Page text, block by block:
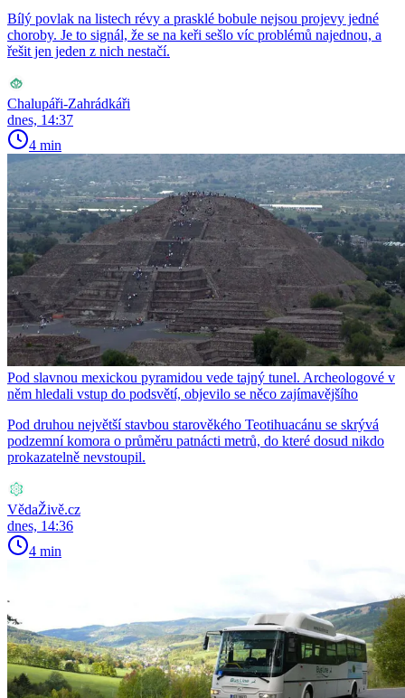
Bílý povlak na listech révy a prasklé bobule nejsou projevy jedné
choroby. Je to signál, že se na keři sešlo víc problémů najednou, a
řešit jen jeden z nich nestačí.
Chalupáři-Zahrádkáři
dnes, 14:37
4 min
Pod slavnou mexickou pyramidou vede tajný tunel. Archeologové v
něm hledali vstup do podsvětí, objevilo se něco zajímavějšího
Pod druhou největší stavbou starověkého Teotihuacánu se skrývá
podzemní komora o průměru patnácti metrů, do které dosud nikdo
prokazatelně nevstoupil.
VědaŽivě.cz
dnes, 14:36
4 min